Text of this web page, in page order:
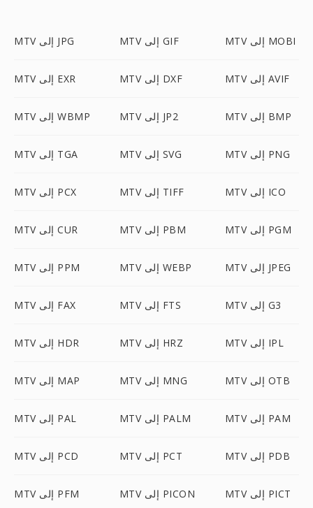
MTV إلى JPG MTV إلى GIF MTV إلى MOBI
MTV إلى EXR MTV إلى DXF MTV إلى AVIF
MTV إلى WBMP MTV إلى JP2 MTV إلى BMP
MTV إلى TGA MTV إلى SVG MTV إلى PNG
MTV إلى PCX MTV إلى TIFF MTV إلى ICO
MTV إلى CUR MTV إلى PBM MTV إلى PGM
MTV إلى PPM MTV إلى WEBP MTV إلى JPEG
MTV إلى FAX MTV إلى FTS MTV إلى G3
MTV إلى HDR MTV إلى HRZ MTV إلى IPL
MTV إلى MAP MTV إلى MNG MTV إلى OTB
MTV إلى PAL MTV إلى PALM MTV إلى PAM
MTV إلى PCD MTV إلى PCT MTV إلى PDB
MTV إلى PFM MTV إلى PICON MTV إلى PICT